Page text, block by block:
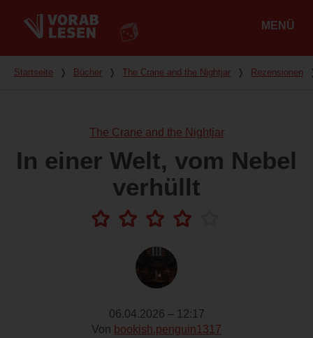
MENÜ
Du bist hier
Startseite ❭ Bücher ❭ The Crane and the Nightjar ❭ Rezensionen
The Crane and the Nightjar
In einer Welt, vom Nebel
verhüllt
06.04.2026 – 12:17
Von bookish.penguin1317